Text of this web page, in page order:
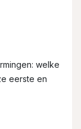
welke
eerste en